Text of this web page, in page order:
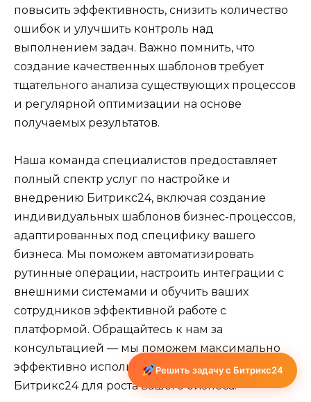
повысить эффективность, снизить количество
ошибок и улучшить контроль над
выполнением задач. Важно помнить, что
создание качественных шаблонов требует
тщательного анализа существующих процессов
и регулярной оптимизации на основе
получаемых результатов.
Наша команда специалистов предоставляет
полный спектр услуг по настройке и
внедрению Битрикс24, включая создание
индивидуальных шаблонов бизнес-процессов,
адаптированных под специфику вашего
бизнеса. Мы поможем автоматизировать
рутинные операции, настроить интеграции с
внешними системами и обучить ваших
сотрудников эффективной работе с
платформой. Обращайтесь к нам за
консультацией — мы поможем максимально
эффективно использовать возможности
Битрикс24 для роста вашего бизнеса.
Решить задачу с Битрикс24